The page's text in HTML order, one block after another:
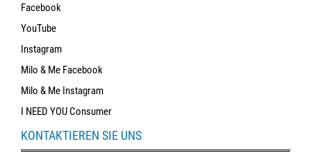
Facebook
YouTube
Instagram
Milo & Me Facebook
Milo & Me Instagram
I NEED YOU Consumer
KONTAKTIEREN SIE UNS